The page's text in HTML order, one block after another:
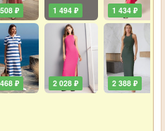
₽
₽
1 494 ₽
2 028 ₽
1 434 ₽
2 388 ₽